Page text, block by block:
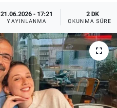
21.06.2026 - 17:21
YAYINLANMA
2 DK
OKUNMA SÜRESI